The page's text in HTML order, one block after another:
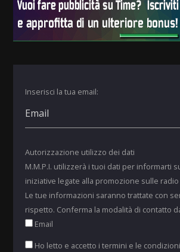
Inserisci la tua email:
Autorizzazione utilizzo dei dati
M.M.P.I. utilizzerà i tuoi dati per informarti
iniziative legate alla promozione sulle
Le tue informazioni saranno trattate con
rispetto. Conferma la modalità di contatto
Email
Ho letto e accetto i termini e le condizioni